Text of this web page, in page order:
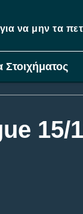
για να μην τα
Στοιχήματος
15/